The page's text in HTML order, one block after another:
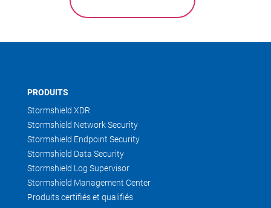
PRODUITS
Stormshield XDR
Stormshield Network Security
Stormshield Endpoint Security
Stormshield Data Security
Stormshield Log Supervisor
Stormshield Management Center
Produits certifiés et qualifiés